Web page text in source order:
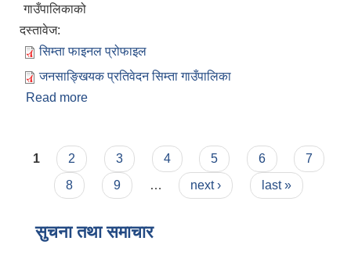
गाउँपालिकाको
दस्तावेज:
सिम्ता फाइनल प्रोफाइल
जनसाङ्खियक प्रतिवेदन सिम्ता गाउँपालिका
Read more
Pages
1 2 3 4 5 6
7
8
9 … next › last »
सुचना तथा समाचार